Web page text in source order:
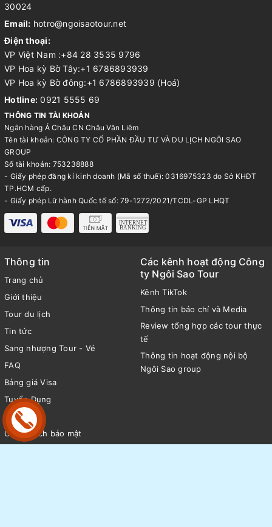
30024
Email: hotro@ngoisaotour.net
Điện thoại:
VP Việt Nam :+84 28 3535 9796
VP Hoa kỳ Bờ Tây:+1 6786893939
VP Hoa kỳ Bờ đông:+1 6786893939 (Hoá)
Hotline: 0921 5555 69
THÔNG TIN TÀI KHOẢN
Ngân hàng Á Châu CN Châu Văn Liêm
Tên tài khoản: CÔNG TY CỔ PHẦN ĐẦU TƯ VÀ DU LỊCH NGÔI SAO
GROUP
Số tài khoản: 753238888
- Giấy phép đăng kí kinh doanh (Mã số thuế): 0316975323 do Sở KHĐT
TP.HCM cấp.
- Giấy phép Lữ hành Quốc tế số: 79-1272/2021/TCDL-GP LHQT
Thông tin
Trang chủ
Giới thiệu
Tour du lịch
Tin tức
Sang nhượng Tour - Vé
FAQ
Bảng giá Visa
Tuyển Dụng
Liên hệ
Chính sách bảo mật
Các kênh hoạt động Công
ty Ngôi Sao Tour
Kênh TikTok
Thông tin báo chí và Media
Review tổng hợp các tour thực
tế
Thông tin hoạt động nội bộ
Ngôi Sao group